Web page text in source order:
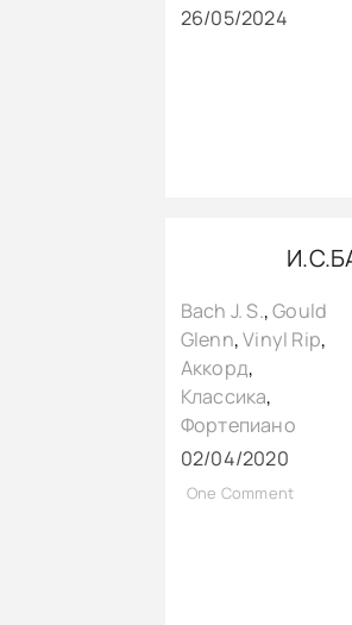
26/05/2024
Bach J. S.,Gould
Glenn,Vinyl Rip,
Аккорд,
Классика,
Фортепиано
02/04/2020
One Comment